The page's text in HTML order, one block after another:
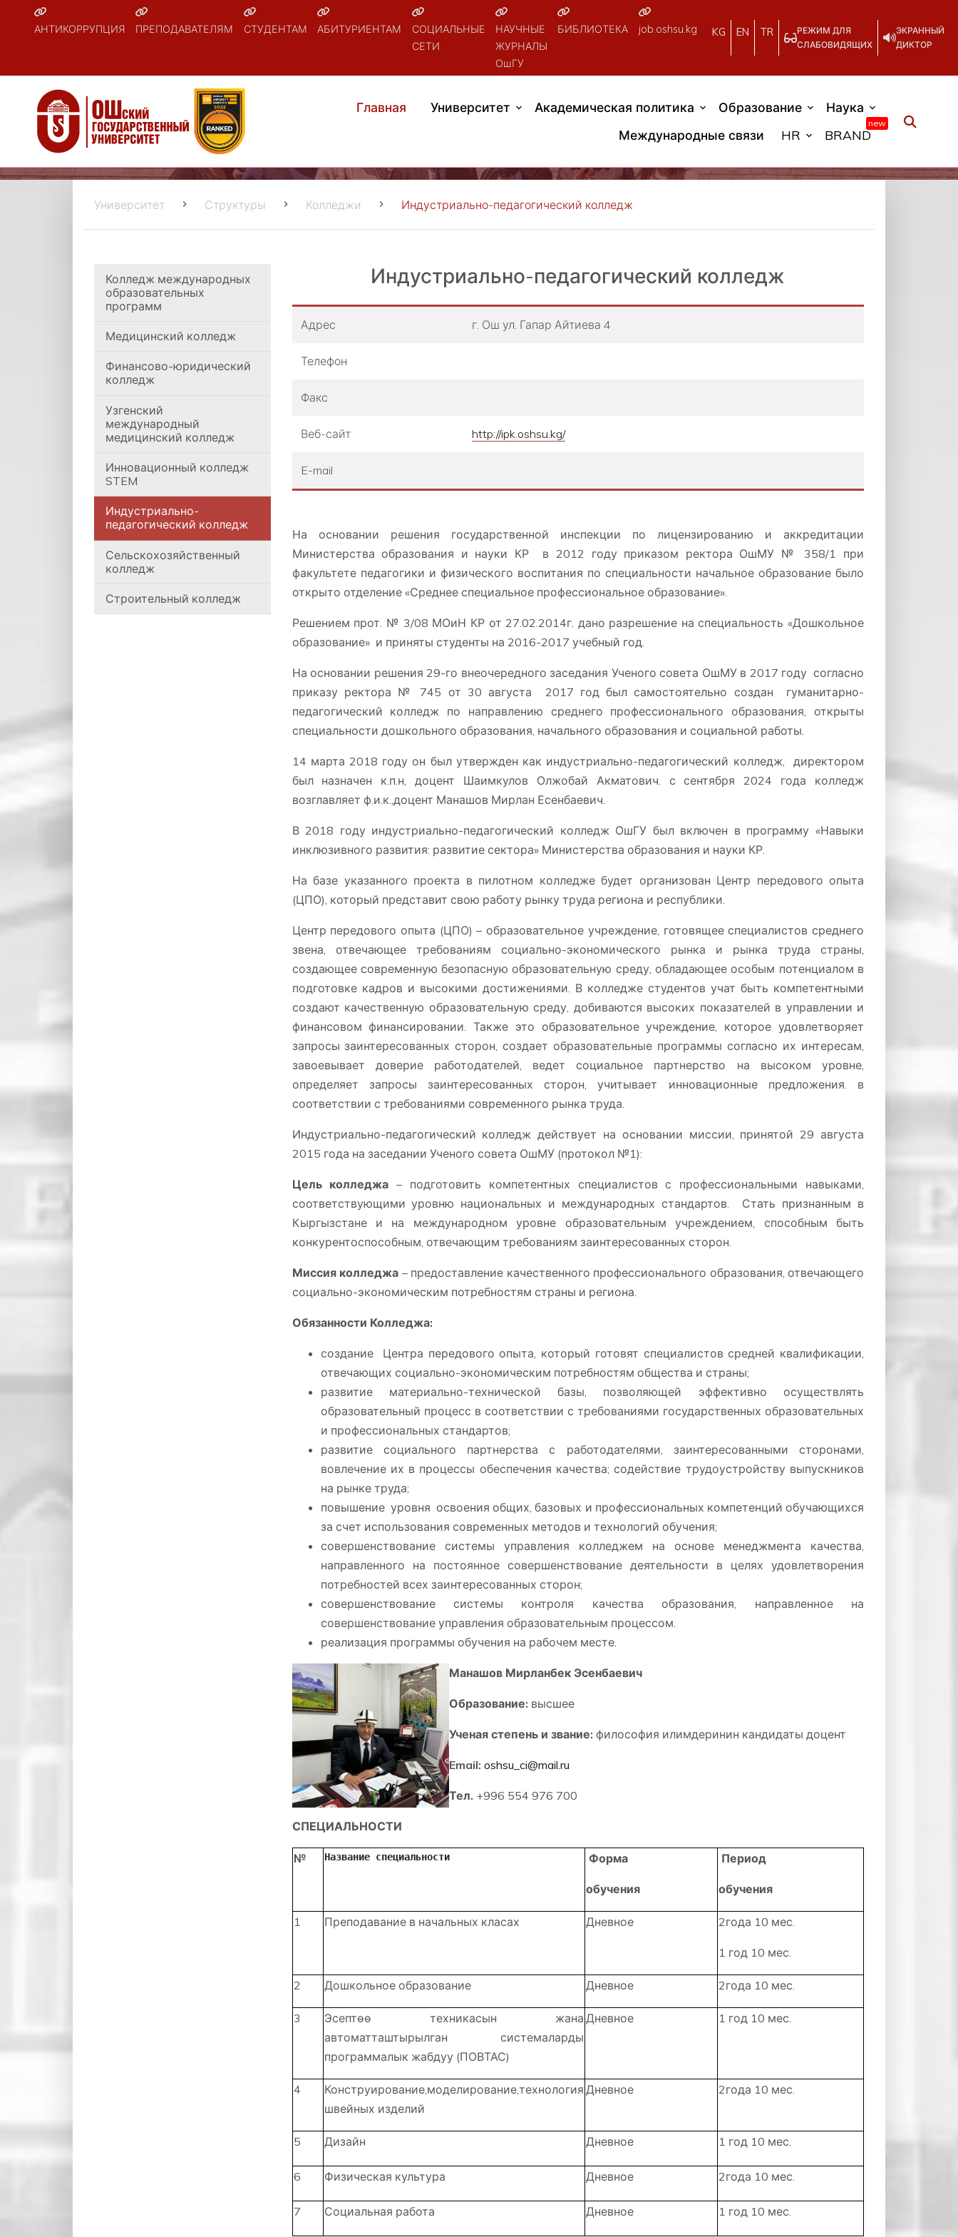
АНТИКОРРУПЦИЯ ПРЕПОДАВАТЕЛЯМ СТУДЕНТАМ АБИТУРИЕНТАМ
СОЦИАЛЬНЫЕ
СЕТИ
НАУЧНЫЕ
ЖУРНАЛЫ
ОшГУ
БИБЛИОТЕКА job.oshsu.kg KG EN TR
РЕЖИМ ДЛЯ
СЛАБОВИДЯЩИХ
ЭКРАННЫЙ
ДИКТОР
Главная Университет Академическая политика Образование
Наука
Международные связи
HR BRAND
new
Университет Структуры Колледжи Индустриально-педагогический колледж
Колледж международных
образовательных
программ
Медицинский колледж
Финансово-юридический
колледж
Узгенский
международный
медицинский колледж
Инновационный колледж
STEM
Индустриально-
педагогический колледж
Сельскохозяйственный
колледж
Строительный колледж
Индустриально-педагогический колледж
Адрес г. Ош ул. Гапар Айтиева 4
Телефон
Факс
Веб-сайт http://ipk.oshsu.kg/
E-mail
На основании решения государственной инспекции по лицензированию и аккредитации
Министерства образования и науки КР в 2012 году приказом ректора ОшМУ № 358/1 при
факультете педагогики и физического воспитания по специальности начальное образование было
открыто отделение «Среднее специальное профессиональное образование».
Решением прот. № 3/08 МОиН КР от 27.02.2014г. дано разрешение на специальность «Дошкольное
образование» и приняты студенты на 2016-2017 учебный год.
На основании решения 29-го внеочередного заседания Ученого совета ОшМУ в 2017 году согласно
приказу ректора № 745 от 30 августа 2017 год был самостоятельно создан гуманитарно-
педагогический колледж по направлению среднего профессионального образования, открыты
специальности дошкольного образования, начального образования и социальной работы.
14 марта 2018 году он был утвержден как индустриально-педагогический колледж, директором
был назначен к.п.н, доцент Шаимкулов Олжобай Акматович. с сентября 2024 года колледж
возглавляет ф.и.к.,доцент Манашов Мирлан Есенбаевич.
В 2018 году индустриально-педагогический колледж ОшГУ был включен в программу «Навыки
инклюзивного развития: развитие сектора» Министерства образования и науки КР.
На базе указанного проекта в пилотном колледже будет организован Центр передового опыта
(ЦПО), который представит свою работу рынку труда региона и республики.
Центр передового опыта (ЦПО) – образовательное учреждение, готовящее специалистов среднего
звена, отвечающее требованиям социально-экономического рынка и рынка труда страны,
создающее современную безопасную образовательную среду, обладающее особым потенциалом в
подготовке кадров и высокими достижениями. В колледже студентов учат быть компетентными
создают качественную образовательную среду, добиваются высоких показателей в управлении и
финансовом финансировании. Также это образовательное учреждение, которое удовлетворяет
запросы заинтересованных сторон, создает образовательные программы согласно их интересам,
завоевывает доверие работодателей, ведет социальное партнерство на высоком уровне,
определяет запросы заинтересованных сторон, учитывает инновационные предложения. в
соответствии с требованиями современного рынка труда.
Индустриально-педагогический колледж действует на основании миссии, принятой 29 августа
2015 года на заседании Ученого совета ОшМУ (протокол №1):
Цель колледжа– подготовить компетентных специалистов с профессиональными навыками,
соответствующими уровню национальных и международных стандартов. Стать признанным в
Кыргызстане и на международном уровне образовательным учреждением, способным быть
конкурентоспособным, отвечающим требованиям заинтересованных сторон.
Миссия колледжа – предоставление качественного профессионального образования, отвечающего
социально-экономическим потребностям страны и региона.
Обязанности Колледжа:
создание Центра передового опыта, который готовят специалистов средней квалификации,
отвечающих социально-экономическим потребностям общества и страны;
развитие материально-технической базы, позволяющей эффективно осуществлять
образовательный процесс в соответствии с требованиями государственных образовательных
и профессиональных стандартов;
развитие социального партнерства с работодателями, заинтересованными сторонами,
вовлечение их в процессы обеспечения качества; содействие трудоустройству выпускников
на рынке труда;
повышение уровня освоения общих, базовых и профессиональных компетенций обучающихся
за счет использования современных методов и технологий обучения;
совершенствование системы управления колледжем на основе менеджмента качества,
направленного на постоянное совершенствование деятельности в целях удовлетворения
потребностей всех заинтересованных сторон;
совершенствование системы контроля качества образования, направленное на
совершенствование управления образовательным процессом.
реализация программы обучения на рабочем месте.
Манашов Мирланбек Эсенбаевич
Образование: высшее
Ученая степень и звание: философия илимдеринин кандидаты доцент
Email: oshsu_ci@mail.ru
Тел. +996 554 976 700
СПЕЦИАЛЬНОСТИ
№ Название специальности Форма
обучения
Период
обучения
1 Преподавание в начальных класах Дневное 2года 10 мес.
1 год 10 мес.
2 Дошкольное образование Дневное 2года 10 мес.
3
Эсептөө техникасын жана
автоматташтырылган системаларды
программалык жабдуу (ПОВТАС)
Дневное 1 год 10 мес.
4
Конструирование,моделирование,технология
швейных изделий
Дневное 2года 10 мес.
5 Дизайн Дневное 1 год 10 мес.
6 Физическая культура Дневное 2года 10 мес.
7 Социальная работа Дневное 1 год 10 мес.